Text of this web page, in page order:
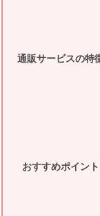
通販サービスの特
おすすめポイント